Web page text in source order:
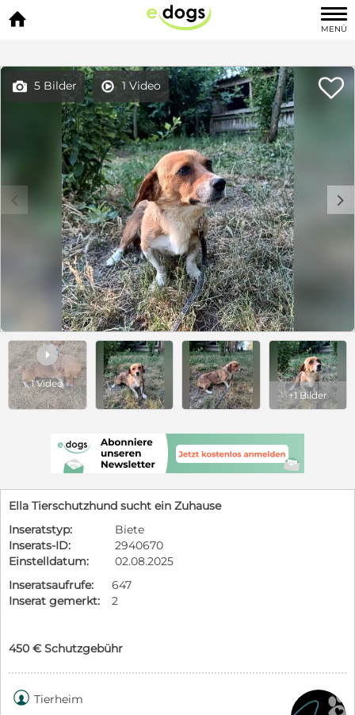

MENÜ
 5 Bilder  1 Video 
c d

1 Video
+1 Bilder
Ella Tierschutzhund sucht ein Zuhause
Inseratstyp:
Biete
Inserats-ID:
2940670
Einstelldatum:
02.08.2025
Inseratsaufrufe:
647
Inserat gemerkt:
2
450 € Schutzgebühr
 Tierheim